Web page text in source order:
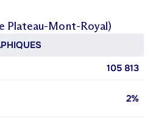
Plateau-Mont-Royal)
105 813
2%